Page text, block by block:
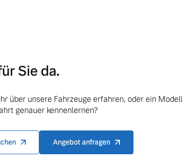
Sie da.
über unsere Fahrzeuge erfahren, oder ein Modell
genauer kennenlernen?
Angebot anfragen